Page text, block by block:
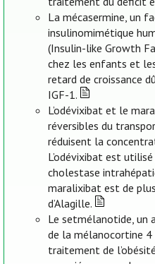
La mécasermine, un
insulinomimétique
(Insulin-like Growth
chez les enfants et
retard de croissance
IGF-1.
L’odévixibat et le
réversibles du
réduisent la
L’odévixibat est
cholestase
maralixibat est de
d’Alagille.
Le setmélanotide, un
de la mélanocortine 4
traitement de